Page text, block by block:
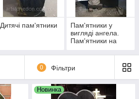
Дитячі пам'ятники
Пам'ятники у
вигляді ангела.
Пам'ятники на
0 Фільтри
Новинка